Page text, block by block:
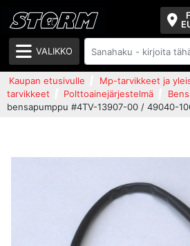
VALIKKO
Kaupan etusivulle Mp-tarvikkeet ja
tarvikkeet
Polttoainejärjestelmä
bensapumppu #4TV-13907-00 / 49040-